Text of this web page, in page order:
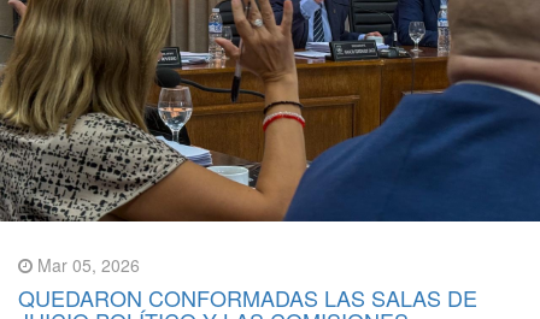
Mar 05, 2026
QUEDARON CONFORMADAS LAS SALAS DE